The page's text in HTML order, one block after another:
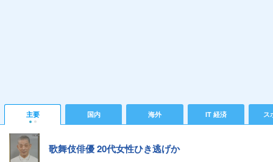
主要 国内 海外 IT 経済 ス
歌舞伎俳優 20代女性ひき逃げか